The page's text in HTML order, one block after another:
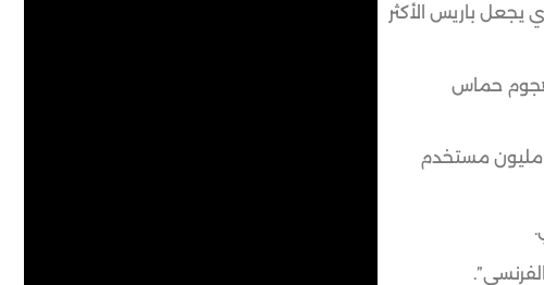
في فرنسا بـ4.6 مليون دولار، الأمر الذي يجعل باريس الأكثر
أي بعد أسبوع من هجوم حماس
وأبرزت “ليبراسيون” أن حملة الخارجية الإسرائيلية نجحت في تحقيق أكثر من 1.1 مليار ظهور لمقاطعها الدعائية، لنحو 535 مليون مستخدم